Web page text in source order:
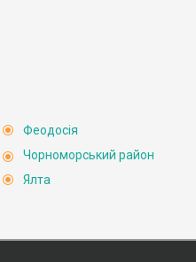
Феодосія
Чорноморський район
Ялта